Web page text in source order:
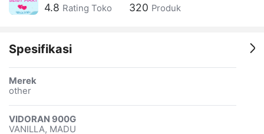
4.8 Rating Toko 320 Produk
Spesifikasi
Merek
other
VIDORAN 900G
VANILLA, MADU